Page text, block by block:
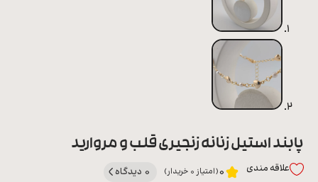
پابند استیل زنانه زنجیری قلب و مروارید
علاقه‌ مندی 0(امتیاز 0 خریدار) 0 دیدگاه